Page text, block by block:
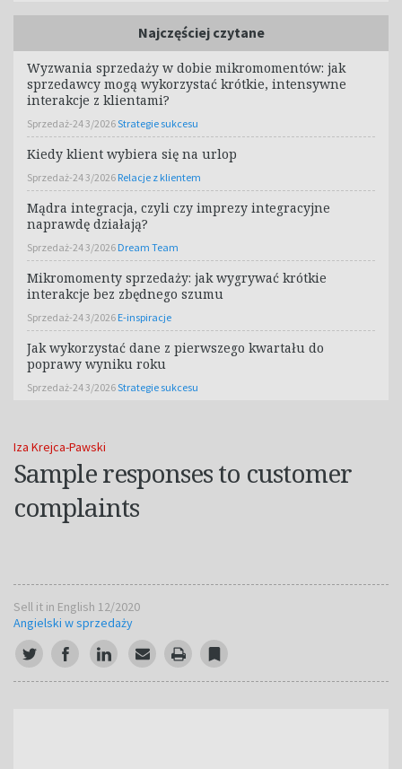
Iza Krejca-Pawski
Sample responses to customer
complaints
Sell it in English 12/2020
Angielski w sprzedaży
Najczęściej czytane
Wyzwania sprzedaży w dobie mikromomentów: jak
sprzedawcy mogą wykorzystać krótkie, intensywne
interakcje z klientami?
Sprzedaż-24 3/2026Strategie sukcesu
Kiedy klient wybiera się na urlop
Sprzedaż-24 3/2026 Relacje z klientem
Mądra integracja, czyli czy imprezy integracyjne
naprawdę działają?
Sprzedaż-24 3/2026 Dream Team
Mikromomenty sprzedaży: jak wygrywać krótkie
interakcje bez zbędnego szumu
Sprzedaż-24 3/2026 E-inspiracje
Jak wykorzystać dane z pierwszego kwartału do
poprawy wyniku roku
Sprzedaż-24 3/2026Strategie sukcesu